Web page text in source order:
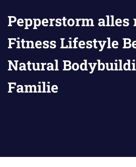
Inhalt
springen
Pepperstorm alles
Fitness Lifestyle
Natural
Familie